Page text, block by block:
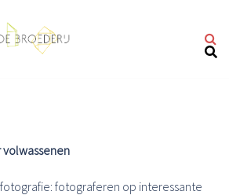
volwassenen
fotograferen op interessante